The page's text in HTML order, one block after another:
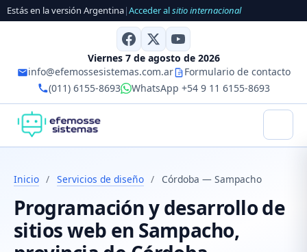
Estás en la versión Argentina|Acceder alsitio internacional
Viernes 7 de agosto de 2026
info@efemossesistemas.com.ar
Formulario de contacto
(011) 6155-8693
WhatsApp +54 9 11 6155-8693
Inicio / Servicios de diseño / Córdoba — Sampacho
Programación y desarrollo de
sitios web en Sampacho,